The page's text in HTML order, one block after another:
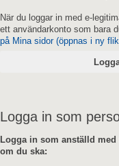
När du loggar in med e-
ett användarkonto som bara
på Mina sidor (öppnas i ny
Logga in som
Logga in som anställd
om du ska: